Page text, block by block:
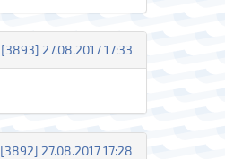
[3893] 27.08.2017 17:33
[3892] 27.08.2017 17:28